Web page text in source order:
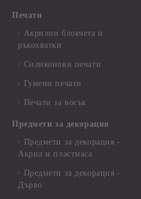
Печати
Акрилни блокчета и
ръкохватки
Силиконови печати
Гумени печати
Печати за восък
Предмети за декорация
Предмети за декорация -
Акрил и пластмаса
Предмети за декорация -
Дърво